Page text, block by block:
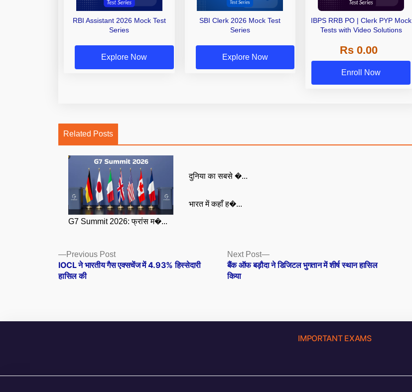
RBI Assistant 2026 Mock Test
Series
Explore Now
SBI Clerk 2026 Mock Test
Series
Explore Now
IBPS RRB PO | Clerk PYP Mock
Tests with Video Solutions
Rs 0.00
Enroll Now
Related Posts
G7 Summit 2026: फ्रांस म�...
दुनिया का सबसे �...
भारत में कहाँ ह�...
Posts
navigation
Previous PostPrevious
post:
IOCL ने भारतीय गैस एक्सचेंज में 4.93% हिस्सेदारी
हासिल की
Next Post
Next
post:
बैंक ऑफ बड़ौदा ने डिजिटल भुगतान में शीर्ष स्थान हासिल
किया
IMPORTANT EXAMS